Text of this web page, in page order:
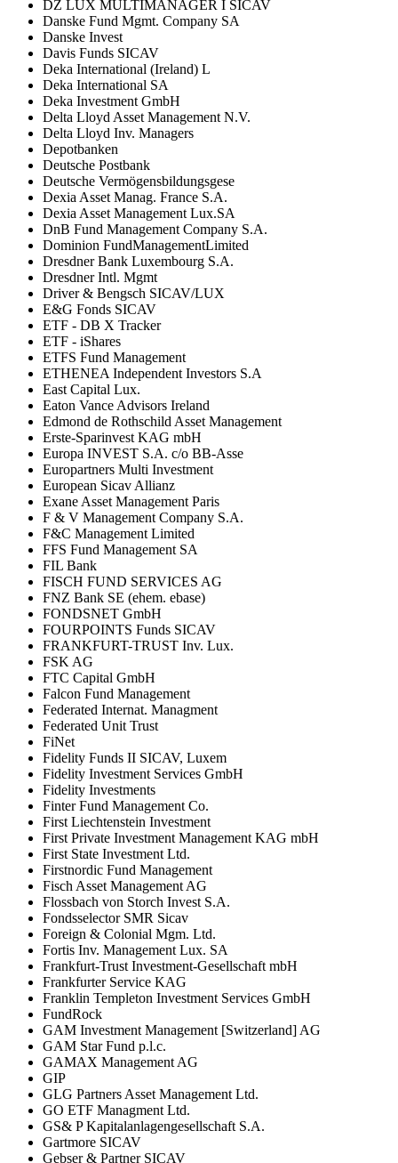
DZ LUX MULTIMANAGER I SICAV
Danske Fund Mgmt. Company SA
Danske Invest
Davis Funds SICAV
Deka International (Ireland) L
Deka International SA
Deka Investment GmbH
Delta Lloyd Asset Management N.V.
Delta Lloyd Inv. Managers
Depotbanken
Deutsche Postbank
Deutsche Vermögensbildungsgese
Dexia Asset Manag. France S.A.
Dexia Asset Management Lux.SA
DnB Fund Management Company S.A.
Dominion FundManagementLimited
Dresdner Bank Luxembourg S.A.
Dresdner Intl. Mgmt
Driver & Bengsch SICAV/LUX
E&G Fonds SICAV
ETF - DB X Tracker
ETF - iShares
ETFS Fund Management
ETHENEA Independent Investors S.A
East Capital Lux.
Eaton Vance Advisors Ireland
Edmond de Rothschild Asset Management
Erste-Sparinvest KAG mbH
Europa INVEST S.A. c/o BB-Asse
Europartners Multi Investment
European Sicav Allianz
Exane Asset Management Paris
F & V Management Company S.A.
F&C Management Limited
FFS Fund Management SA
FIL Bank
FISCH FUND SERVICES AG
FNZ Bank SE (ehem. ebase)
FONDSNET GmbH
FOURPOINTS Funds SICAV
FRANKFURT-TRUST Inv. Lux.
FSK AG
FTC Capital GmbH
Falcon Fund Management
Federated Internat. Managment
Federated Unit Trust
FiNet
Fidelity Funds II SICAV, Luxem
Fidelity Investment Services GmbH
Fidelity Investments
Finter Fund Management Co.
First Liechtenstein Investment
First Private Investment Management KAG mbH
First State Investment Ltd.
Firstnordic Fund Management
Fisch Asset Management AG
Flossbach von Storch Invest S.A.
Fondsselector SMR Sicav
Foreign & Colonial Mgm. Ltd.
Fortis Inv. Management Lux. SA
Frankfurt-Trust Investment-Gesellschaft mbH
Frankfurter Service KAG
Franklin Templeton Investment Services GmbH
FundRock
GAM Investment Management [Switzerland] AG
GAM Star Fund p.l.c.
GAMAX Management AG
GIP
GLG Partners Asset Management Ltd.
GO ETF Managment Ltd.
GS& P Kapitalanlagengesellschaft S.A.
Gartmore SICAV
Gebser & Partner SICAV